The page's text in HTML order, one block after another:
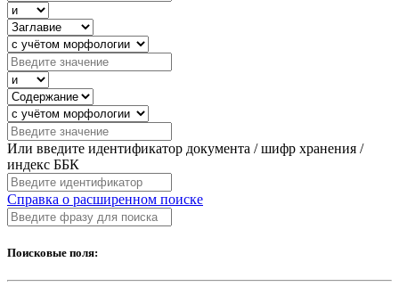
Или введите идентификатор документа / шифр хранения /
индекс ББК
Справка о расширенном поиске
Поисковые поля: